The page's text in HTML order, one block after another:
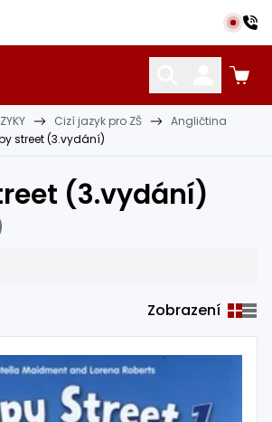
CIZÍ JAZYKY OSTATNÍ POMŮCKY
Cizí jazyk pro ZŠ
Angličtina
street (3.vydání)
(3.vydání)
Zobrazení